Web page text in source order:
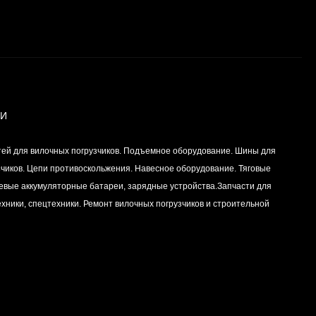
для вилочных погрузчиков. Подъемное оборудование. Шины для
Цепи противоскольжения. Навесное оборудование. Тяговые
аккумуляторные батареи, зарядные устройства.Запчасти для
спецтехники. Ремонт вилочных погрузчиков и строительной